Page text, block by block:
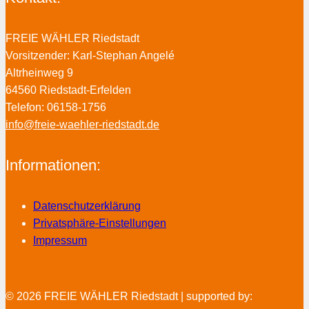
FREIE WÄHLER Riedstadt
Vorsitzender: Karl-Stephan Angelé
Altrheinweg 9
64560 Riedstadt-Erfelden
Telefon: 06158-1756
info@freie-waehler-riedstadt.de
Informationen:
Datenschutzerklärung
Privatsphäre-Einstellungen
Impressum
© 2026 FREIE WÄHLER Riedstadt | supported by: